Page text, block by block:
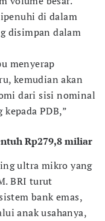
di dalam
disimpan dalam
menyerap
kemudian akan
dari sisi nominal
PDB,”
Rp279,8 miliar
ultra mikro yang
BRI turut
bank emas,
anak usahanya,